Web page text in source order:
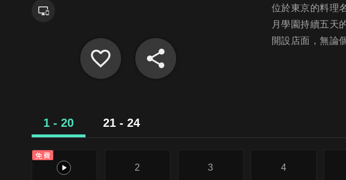
位於東京的料理
月學園持續五天
開設店面，無論
1 - 20 21 - 24
免費
1
2 3 4